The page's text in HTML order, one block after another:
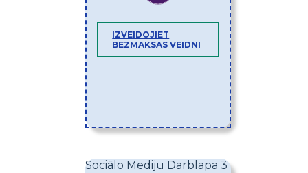
IZVEIDOJIET
BEZMAKSAS VEIDNI
Sociālo Mediju Darblapa 3